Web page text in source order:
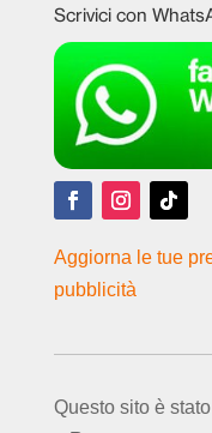
Scrivici con
Aggiorna le tue
pubblicità
Questo sito è